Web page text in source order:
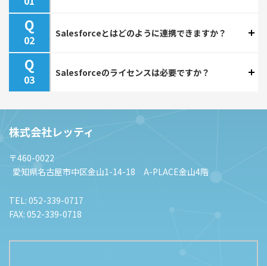
Q Salesforceとはどのように連携できますか？
Q Salesforceのライセンスは必要ですか？
株式会社レッティ
〒460-0022
愛知県名古屋市中区金山1-14-18 A-PLACE金山4階
TEL: 052-339-0717
FAX: 052-339-0718